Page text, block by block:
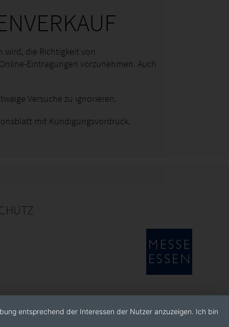
wird, die Richtigkeit von
Eintragungen vorzunehmen. Auch
Versuche zu ignorieren.
mit Kündigungsvordruck.
entsprechend der Interessen der Nutzer anzuzeigen. Ich bin